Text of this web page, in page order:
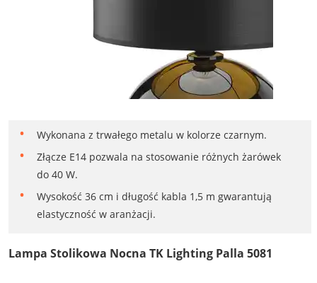
Wykonana z trwałego metalu w kolorze czarnym.
Złącze E14 pozwala na stosowanie różnych żarówek
do 40 W.
Wysokość 36 cm i długość kabla 1,5 m gwarantują
elastyczność w aranżacji.
Lampa Stolikowa Nocna TK Lighting Palla 5081